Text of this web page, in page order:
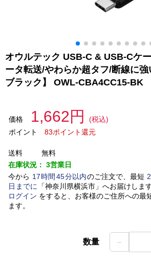
オウルテック USB-C & USB-Cケ
ータ転送/やわらか超タフ/断線に
ブラック】 OWL-CBA4CC15-BK
価格 1,662円
(税込)
ポイント
83ポイント還元
送料
無料
在庫状況： 3営業日
今から 17時間 45分以内のご注文で、最短
日 までに 「神奈川県横浜市」 へお届けします
ログイン をすると、お客様のご住所への最
ます。
数量 －